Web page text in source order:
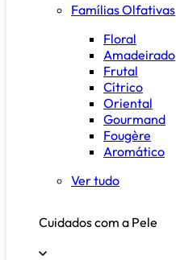
Famílias Olfativas
Floral
Amadeirado
Frutal
Cítrico
Oriental
Gourmand
Fougère
Aromático
Ver tudo
Cuidados com a Pele